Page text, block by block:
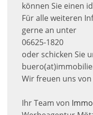
können Sie einen
Für alle weiteren
gerne an unter
06625-1820
oder schicken Sie
Wir freuen uns
Ihr Team von